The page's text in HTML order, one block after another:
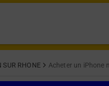
SUR RHONE Acheter un iPhone